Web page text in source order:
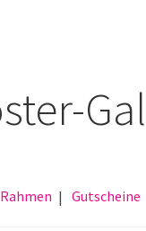
Rahmen Gutscheine